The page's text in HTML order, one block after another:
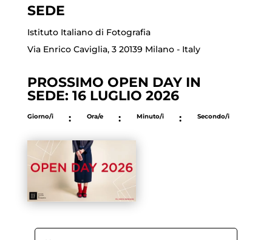
SEDE
Istituto Italiano di Fotografia
Via Enrico Caviglia, 3 20139 Milano - Italy
PROSSIMO OPEN DAY IN
SEDE: 16 LUGLIO 2026
Giorno/i : Ora/e : Minuto/i : Secondo/i